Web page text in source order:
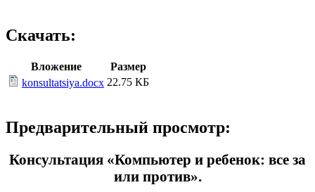
Скачать:
Вложение
Размер
konsultatsiya.docx 22.75 КБ
Предварительный просмотр:
Консультация «Компьютер и ребенок: все за
или против».